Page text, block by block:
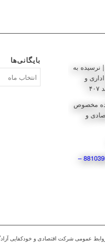
بایگانی‌ها
نرسیده به
و
کیلومتر 10 جاده مخصوص
و
88103956 –
شرکت اقتصادی و خودکفایی آزادگان - ©2020 کلیه حقوق